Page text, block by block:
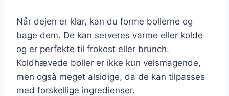
Når dejen er klar, kan du forme bollerne og
bage dem. De kan serveres varme eller kolde
og er perfekte til frokost eller brunch.
Koldhævede boller er ikke kun velsmagende,
men også meget alsidige, da de kan tilpasses
med forskellige ingredienser.